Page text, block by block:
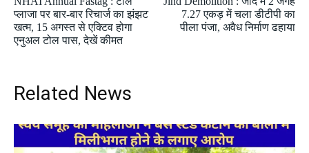
प्लाजा पर बार-बार रिचार्ज का झंझट
खत्म, 15 अगस्त से एक्टिव होगा
एनुअल टोल पास, देखें कीमत
7.27 एकड़ में चला डीटीपी का
पीला पंजा, अवैध निर्माण ढहाया
Related News